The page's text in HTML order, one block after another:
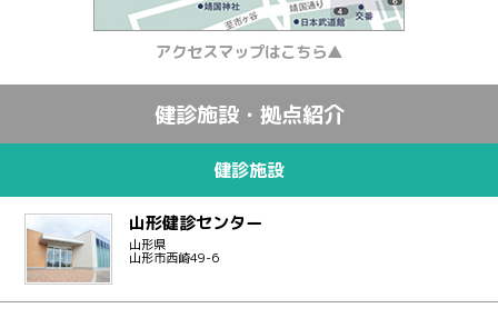
アクセスマップはこちら▲
健診施設・拠点紹介
健診施設
山形健診センター
山形県
山形市西崎49-6